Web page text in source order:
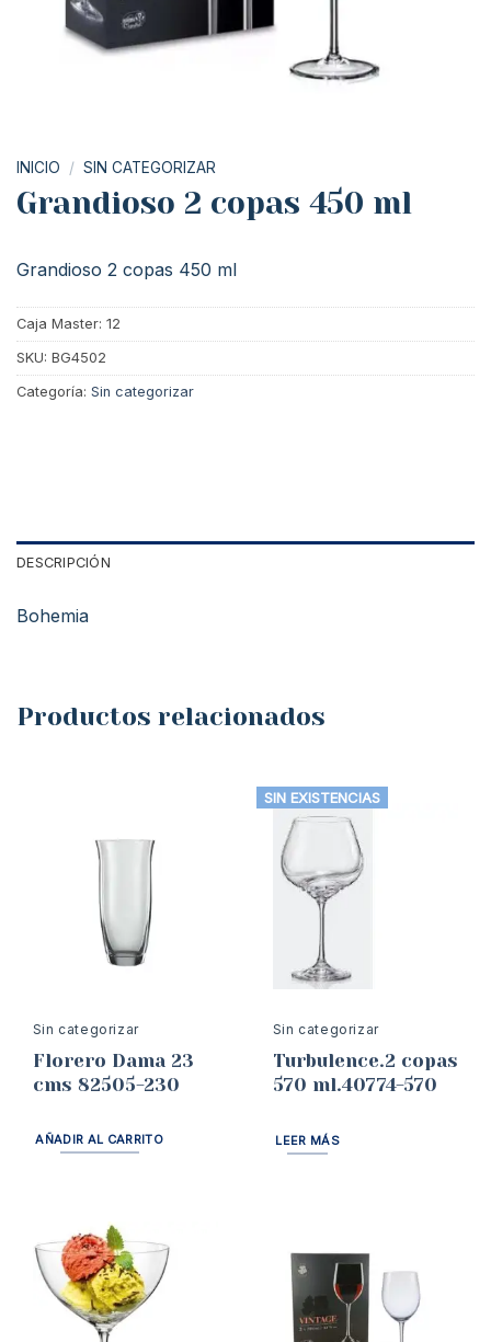
INICIO / SIN CATEGORIZAR
Grandioso 2 copas 450 ml
Grandioso 2 copas 450 ml
Caja Master: 12
SKU: BG4502
Categoría: Sin categorizar
DESCRIPCIÓN
Bohemia
Productos relacionados
Sin categorizar
Florero Dama 23
cms 82505-230
AÑADIR AL CARRITO
SIN EXISTENCIAS
Sin categorizar
Turbulence.2 copas
570 ml.40774-570
LEER MÁS